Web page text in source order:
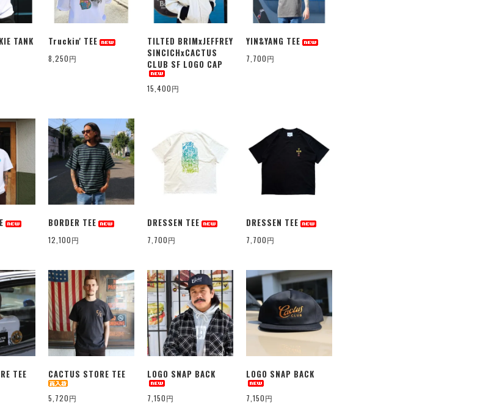
TANK Truckin' TEE
8,250円
TILTED BRIMxJEFFREY
SINCICHxCACTUS
CLUB SF LOGO CAP
15,400円
YIN&YANG TEE
7,700円
BORDER TEE
12,100円
DRESSEN TEE
7,700円
DRESSEN TEE
7,700円
TEE CACTUS STORE TEE
5,720円
LOGO SNAP BACK
7,150円
LOGO SNAP BACK
7,150円